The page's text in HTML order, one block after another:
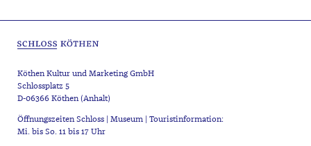
Köthen Kultur und Marketing GmbH
Schlossplatz 5
D-06366 Köthen (Anhalt)
Öffnungszeiten Schloss | Museum | Touristinformation:
Mi. bis So. 11 bis 17 Uhr